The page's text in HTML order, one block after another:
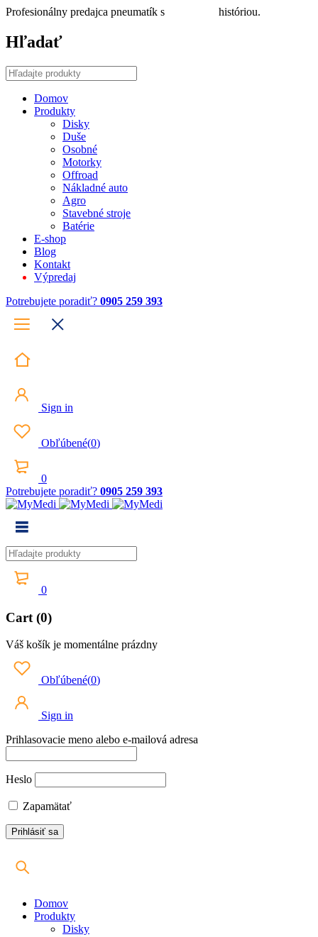
Profesionálny predajca pneumatík s históriou.
Hľadať
Domov
Produkty
Disky
Duše
Osobné
Motorky
Offroad
Nákladné auto
Agro
Stavebné stroje
Batérie
E-shop
Blog
Kontakt
Výpredaj
Potrebujete poradiť? 0905 259 393
Sign in
Obľúbené(0)
0
Potrebujete poradiť? 0905 259 393
0
Cart (0)
Váš košík je momentálne prázdny
Obľúbené(0)
Sign in
Prihlasovacie meno alebo e-mailová adresa
Heslo
Zapamätať
Domov
Produkty
Disky